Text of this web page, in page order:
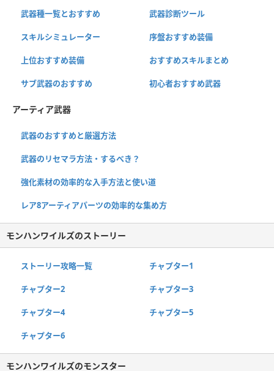
武器種一覧とおすすめ 武器診断ツール
スキルシミュレーター 序盤おすすめ装備
上位おすすめ装備 おすすめスキルまとめ
サブ武器のおすすめ 初心者おすすめ武器
アーティア武器
武器のおすすめと厳選方法
武器のリセマラ方法・するべき？
強化素材の効率的な入手方法と使い道
レア8アーティアパーツの効率的な集め方
モンハンワイルズのストーリー
ストーリー攻略一覧 チャプター1
チャプター2 チャプター3
チャプター4 チャプター5
チャプター6
モンハンワイルズのモンスター